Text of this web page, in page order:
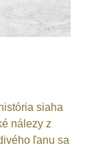
siaha
nálezy z
ľanu sa